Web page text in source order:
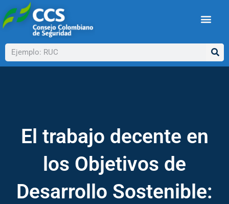
al
contenido
Buscar
El trabajo decente en
los Objetivos de
Desarrollo Sostenible: